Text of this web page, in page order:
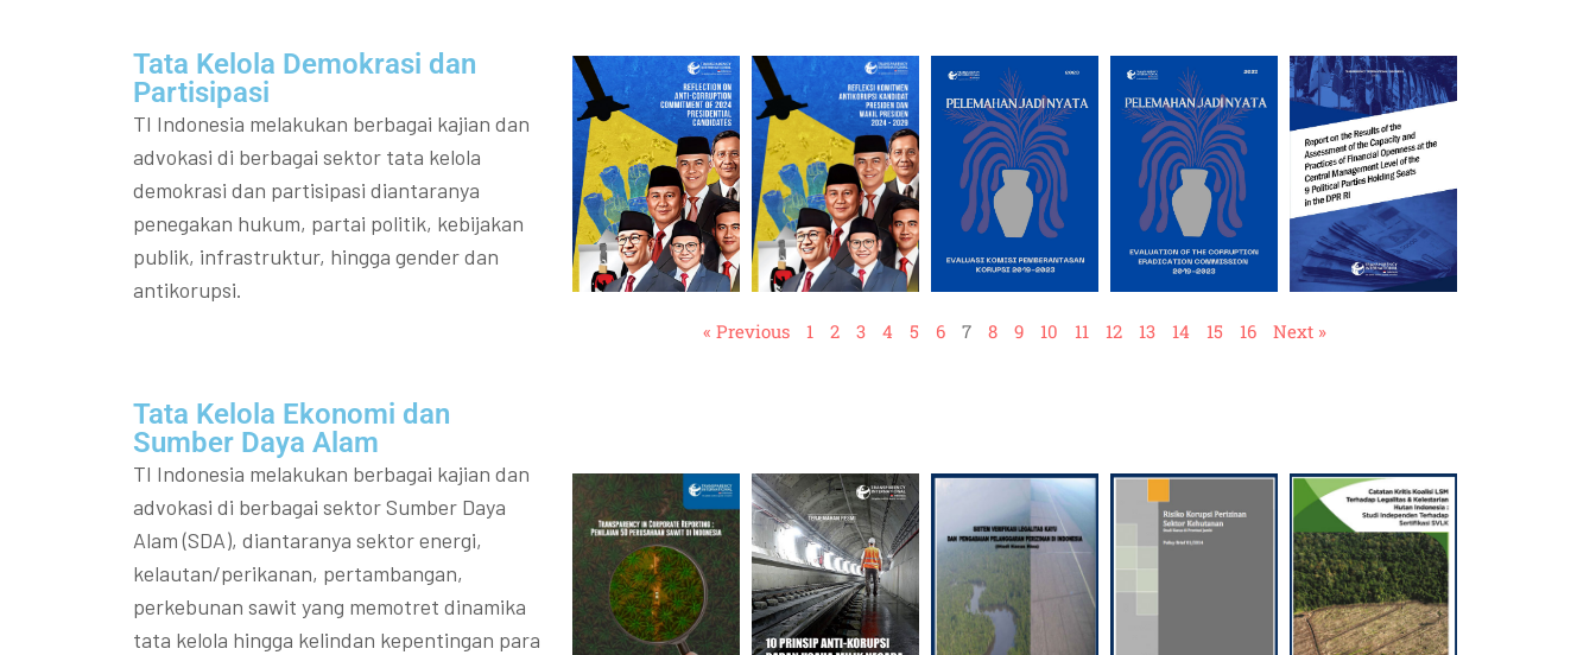
Tata Kelola Demokrasi dan
Partisipasi​
TI Indonesia melakukan berbagai kajian dan
advokasi di berbagai sektor tata kelola
demokrasi dan partisipasi diantaranya
penegakan hukum, partai politik, kebijakan
publik, infrastruktur, hingga gender dan
antikorupsi.
« Previous 1 2 3 4 5 6 7 8 9 10 11 12 13 14 15 16 Next »
Tata Kelola Ekonomi dan
Sumber Daya Alam
TI Indonesia melakukan berbagai kajian dan
advokasi di berbagai sektor Sumber Daya
Alam (SDA), diantaranya sektor energi,
kelautan/perikanan, pertambangan,
perkebunan sawit yang memotret dinamika
tata kelola hingga kelindan kepentingan para